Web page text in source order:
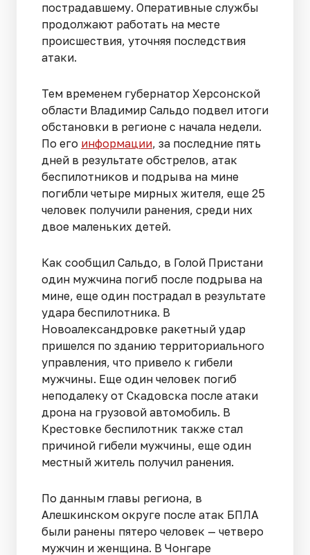
пострадавшему. Оперативные службы
продолжают работать на месте
происшествия, уточняя последствия
атаки.
Тем временем губернатор Херсонской
области Владимир Сальдо подвел итоги
обстановки в регионе с начала недели.
По его информации, за последние пять
дней в результате обстрелов, атак
беспилотников и подрыва на мине
погибли четыре мирных жителя, еще 25
человек получили ранения, среди них
двое маленьких детей.
Как сообщил Сальдо, в Голой Пристани
один мужчина погиб после подрыва на
мине, еще один пострадал в результате
удара беспилотника. В
Новоалександровке ракетный удар
пришелся по зданию территориального
управления, что привело к гибели
мужчины. Еще один человек погиб
неподалеку от Скадовска после атаки
дрона на грузовой автомобиль. В
Крестовке беспилотник также стал
причиной гибели мужчины, еще один
местный житель получил ранения.
По данным главы региона, в
Алешкинском округе после атак БПЛА
были ранены пятеро человек — четверо
мужчин и женщина. В Чонгаре